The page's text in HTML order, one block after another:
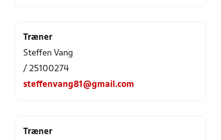
Træner
Steffen Vang
/ 25100274
steffenvang81@gmail.com
Træner